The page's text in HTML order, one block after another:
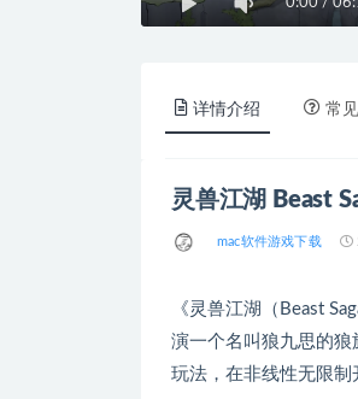
详情介绍 常
灵兽江湖 Beast
mac软件游戏下载
《灵兽江湖（Beast
演一个名叫狼九思的
玩法，在非线性无限制